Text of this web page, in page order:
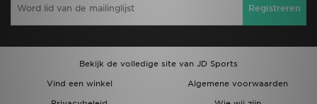
Registreren
Bekijk de volledige site van JD Sports
Vind een winkel
Algemene voorwaarden